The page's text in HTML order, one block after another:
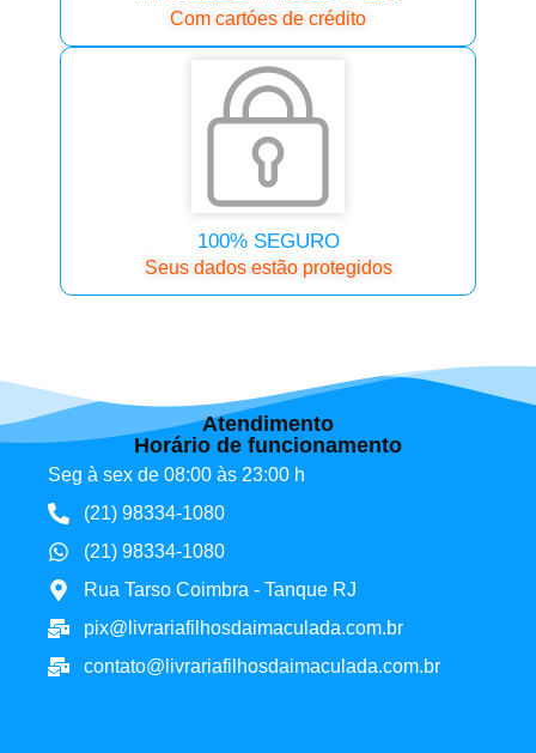
Com cartóes de crédito
100% SEGURO
Seus dados estão protegidos
Atendimento
Horário de funcionamento
Seg à sex de 08:00 às 23:00 h
(21) 98334-1080
(21) 98334-1080
Rua Tarso Coimbra - Tanque RJ
pix@livrariafilhosdaimaculada.com.br
contato@livrariafilhosdaimaculada.com.br